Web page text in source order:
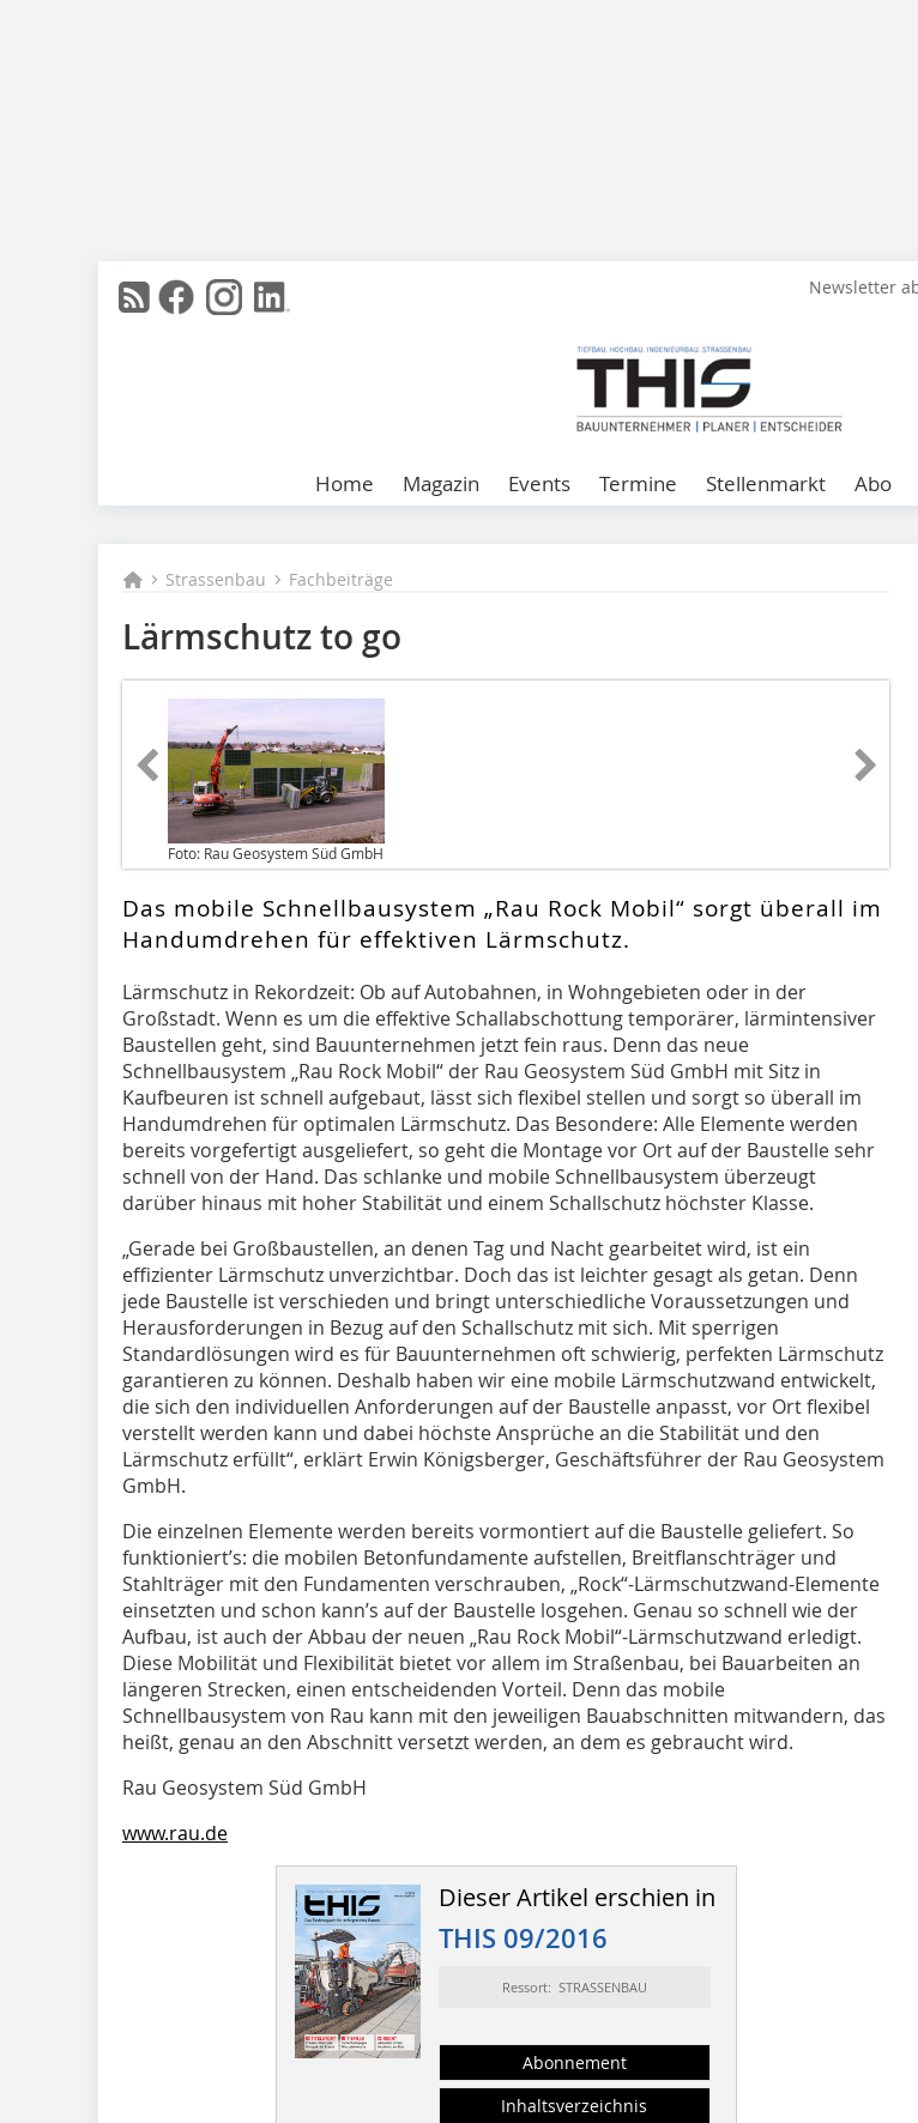
Newsletter
Home Magazin Events Termine Stellenmarkt Abo
Strassenbau Fachbeiträge
Lärmschutz to go
Foto: Rau Geosystem Süd GmbH
Das mobile Schnellbausystem „Rau Rock Mobil“ sorgt überall im
Handumdrehen für effektiven Lärmschutz.
Lärmschutz in Rekordzeit: Ob auf Autobahnen, in Wohngebieten oder in der
Großstadt. Wenn es um die effektive Schallabschottung temporärer, lärmintensiver
Baustellen geht, sind Bauunternehmen jetzt fein raus. Denn das neue
Schnellbausystem „Rau Rock Mobil“ der Rau Geosystem Süd GmbH mit Sitz in
Kaufbeuren ist schnell aufgebaut, lässt sich flexibel stellen und sorgt so überall im
Handumdrehen für optimalen Lärmschutz. Das Besondere: Alle Elemente werden
bereits vorgefertigt ausgeliefert, so geht die Montage vor Ort auf der Baustelle sehr
schnell von der Hand. Das schlanke und mobile Schnellbausystem überzeugt
darüber hinaus mit hoher Stabilität und einem Schallschutz höchster Klasse.
„Gerade bei Großbaustellen, an denen Tag und Nacht gearbeitet wird, ist ein
effizienter Lärmschutz unverzichtbar. Doch das ist leichter gesagt als getan. Denn
jede Baustelle ist verschieden und bringt unterschiedliche Voraussetzungen und
Herausforderungen in Bezug auf den Schallschutz mit sich. Mit sperrigen
Standardlösungen wird es für Bauunternehmen oft schwierig, perfekten Lärmschutz
garantieren zu können. Deshalb haben wir eine mobile Lärmschutzwand entwickelt,
die sich den individuellen Anforderungen auf der Baustelle anpasst, vor Ort flexibel
verstellt werden kann und dabei höchste Ansprüche an die Stabilität und den
Lärmschutz erfüllt“, erklärt Erwin Königsberger, Geschäftsführer der Rau Geosystem
GmbH.
Die einzelnen Elemente werden bereits vormontiert auf die Baustelle geliefert. So
funktioniert’s: die mobilen Betonfundamente aufstellen, Breitflanschträger und
Stahlträger mit den Fundamenten verschrauben, „Rock“-Lärmschutzwand-Elemente
einsetzten und schon kann’s auf der Baustelle losgehen. Genau so schnell wie der
Aufbau, ist auch der Abbau der neuen „Rau Rock Mobil“-Lärmschutzwand erledigt.
Diese Mobilität und Flexibilität bietet vor allem im Straßenbau, bei Bauarbeiten an
längeren Strecken, einen entscheidenden Vorteil. Denn das mobile
Schnellbausystem von Rau kann mit den jeweiligen Bauabschnitten mitwandern, das
heißt, genau an den Abschnitt versetzt werden, an dem es gebraucht wird.
Rau Geosystem Süd GmbH
www.rau.de
Dieser Artikel erschien in
THIS 09/2016
Ressort: STRASSENBAU
Abonnement
Inhaltsverzeichnis